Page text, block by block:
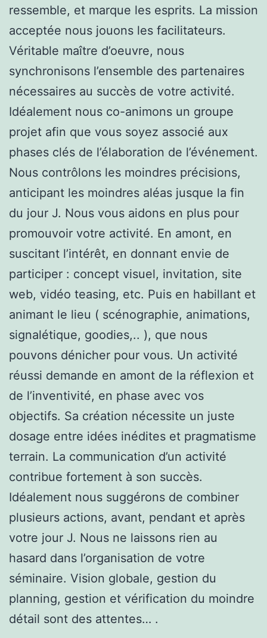
ressemble, et marque les esprits. La mission
acceptée nous jouons les facilitateurs.
Véritable maître d’oeuvre, nous
synchronisons l’ensemble des partenaires
nécessaires au succès de votre activité.
Idéalement nous co-animons un groupe
projet afin que vous soyez associé aux
phases clés de l’élaboration de l’événement.
Nous contrôlons les moindres précisions,
anticipant les moindres aléas jusque la fin
du jour J. Nous vous aidons en plus pour
promouvoir votre activité. En amont, en
suscitant l’intérêt, en donnant envie de
participer : concept visuel, invitation, site
web, vidéo teasing, etc. Puis en habillant et
animant le lieu ( scénographie, animations,
signalétique, goodies,.. ), que nous
pouvons dénicher pour vous. Un activité
réussi demande en amont de la réflexion et
de l’inventivité, en phase avec vos
objectifs. Sa création nécessite un juste
dosage entre idées inédites et pragmatisme
terrain. La communication d’un activité
contribue fortement à son succès.
Idéalement nous suggérons de combiner
plusieurs actions, avant, pendant et après
votre jour J. Nous ne laissons rien au
hasard dans l’organisation de votre
séminaire. Vision globale, gestion du
planning, gestion et vérification du moindre
détail sont des attentes… .